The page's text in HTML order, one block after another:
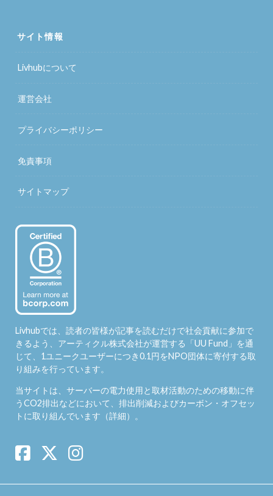
サイト情報
Livhubについて
運営会社
プライバシーポリシー
免責事項
サイトマップ
Livhubでは、読者の皆様が記事を読むだけで社会貢献に参加で
きるよう、アーティクル株式会社が運営する「UU Fund 」を通
じて、1ユニークユーザーにつき0.1円をNPO団体に寄付する取
り組みを行っています。
当サイトは、サーバーの電力使用と取材活動のための移動に伴
うCO2排出などにおいて、排出削減およびカーボン・オフセッ
トに取り組んでいます（詳細）。